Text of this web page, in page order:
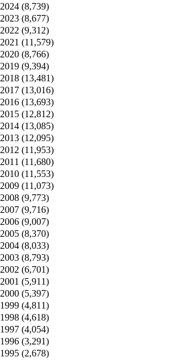
2024 (8,739)
2023 (8,677)
2022 (9,312)
2021 (11,579)
2020 (8,766)
2019 (9,394)
2018 (13,481)
2017 (13,016)
2016 (13,693)
2015 (12,812)
2014 (13,085)
2013 (12,095)
2012 (11,953)
2011 (11,680)
2010 (11,553)
2009 (11,073)
2008 (9,773)
2007 (9,716)
2006 (9,007)
2005 (8,370)
2004 (8,033)
2003 (8,793)
2002 (6,701)
2001 (5,911)
2000 (5,397)
1999 (4,811)
1998 (4,618)
1997 (4,054)
1996 (3,291)
1995 (2,678)